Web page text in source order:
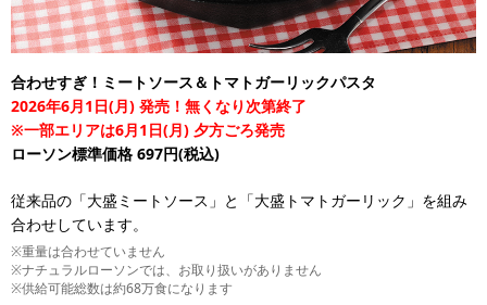
合わせすぎ！ミートソース＆トマトガーリックパスタ
2026年6月1日(月) 発売！無くなり次第終了
※一部エリアは6月1日(月) 夕方ごろ発売
ローソン標準価格 697円(税込)
従来品の「大盛ミートソース」と「大盛トマトガーリック」を組み
合わせしています。
※重量は合わせていません
※ナチュラルローソンでは、お取り扱いがありません
※供給可能総数は約68万食になります